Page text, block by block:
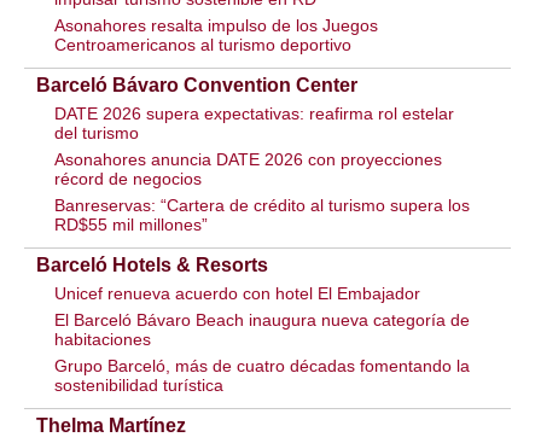
Asonahores resalta impulso de los Juegos
Centroamericanos al turismo deportivo
Barceló Bávaro Convention Center
DATE 2026 supera expectativas: reafirma rol estelar
del turismo
Asonahores anuncia DATE 2026 con proyecciones
récord de negocios
Banreservas: “Cartera de crédito al turismo supera los
RD$55 mil millones”
Barceló Hotels & Resorts
Unicef renueva acuerdo con hotel El Embajador
El Barceló Bávaro Beach inaugura nueva categoría de
habitaciones
Grupo Barceló, más de cuatro décadas fomentando la
sostenibilidad turística
Thelma Martínez